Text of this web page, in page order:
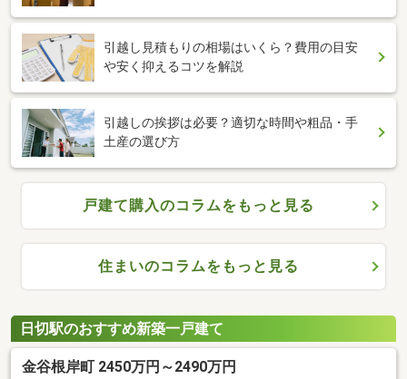
引越し見積もりの相場はいくら？費用の目安
や安く抑えるコツを解説
引越しの挨拶は必要？適切な時間や粗品・手
土産の選び方
戸建て購入のコラムをもっと見る
住まいのコラムをもっと見る
日切駅のおすすめ新築一戸建て
金谷根岸町 2450万円～2490万円